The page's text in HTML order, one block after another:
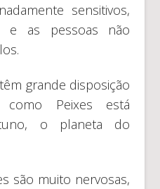
sensitivos,
e as pessoas não
grande disposição
Peixes está
o planeta do
são muito nervosas,